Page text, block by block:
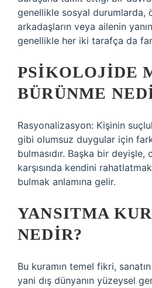
genellikle sosyal durumlarda,
arkadaşların veya ailenin
genellikle her iki tarafça da
PSIKOLOJIDE
BÜRÜNME
Rasyonalizasyon: Kişinin
gibi olumsuz duygular için
bulmasıdır. Başka bir deyişle,
karşısında kendini
bulmak anlamına gelir.
YANSITMA
NEDIR?
Bu kuramın temel fikri,
yani dış dünyanın yüzeysel